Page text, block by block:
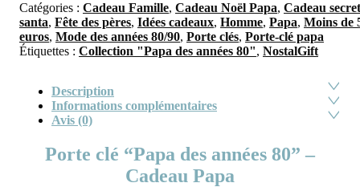
Catégories : Cadeau Famille, Cadeau Noël Papa, Cadeau secret
santa, Fête des pères, Idées cadeaux, Homme, Papa, Moins de
euros, Mode des années 80/90, Porte clés, Porte-clé papa
Étiquettes : Collection "Papa des années 80", NostalGift
Description
Informations complémentaires
Avis (0)
Porte clé “Papa des années 80” –
Cadeau Papa